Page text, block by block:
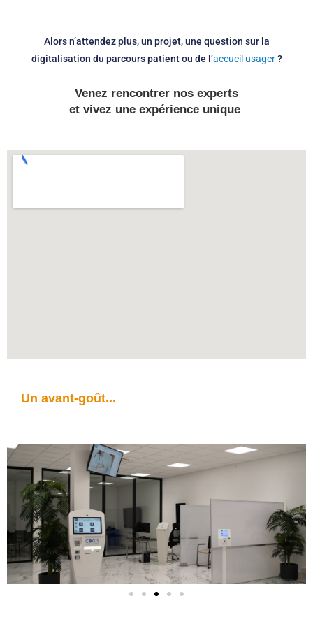
Alors n’attendez plus, un projet, une question sur la
digitalisation du parcours patient ou de l’accueil usager?
Venez rencontrer nos experts
et vivez une expérience unique
Un avant-goût...